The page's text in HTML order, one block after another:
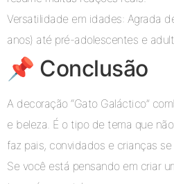
Versatilidade em idades: Agrada
anos) até pré-adolescentes e
📌 Conclusão
A decoração “Gato Galáctico”
e beleza. É o tipo de tema que
faz pais, convidados e crianças
Se você está pensando em criar